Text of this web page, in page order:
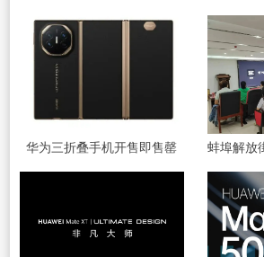
华为三折叠手机开售即售罄